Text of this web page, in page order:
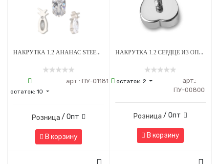
НАКРУТКА 1.2 АНАНАС STEEL CRYSTAL ТИТАН
остаток: 10
арт.: ПУ-01181
Розница / Опт
В корзину
НАКРУТКА 1.2 СЕРДЦЕ ИЗ ОПАЛА OP-08 ТИТАН
остаток: 2
арт.:
ПУ-00800
Розница / Опт
В корзину